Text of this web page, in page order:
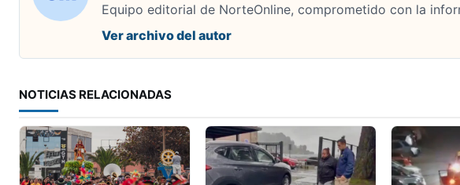
Equipo editorial de NorteOnline, comprometido con la
Ver archivo del autor
NOTICIAS RELACIONADAS